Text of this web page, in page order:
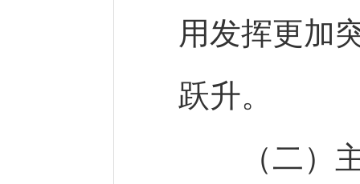
用发挥更加
跃升。
（二）主